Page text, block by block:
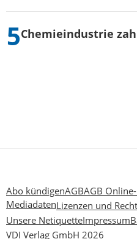
Chemieindustrie
Abo kündigenAGBAGB
MediadatenLizenzen und
Unsere NetiquetteImpressum
VDI Verlag GmbH 2026